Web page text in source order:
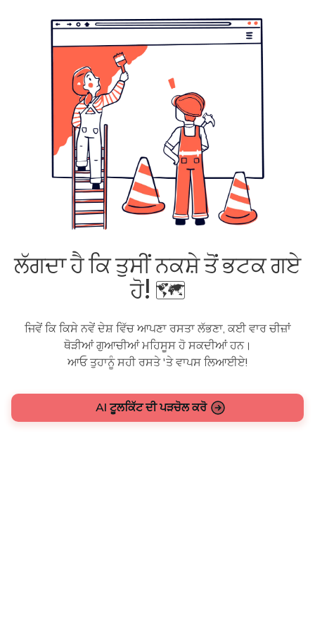
ਲੱਗਦਾ ਹੈ ਕਿ ਤੁਸੀਂ ਨਕਸ਼ੇ ਤੋਂ ਭਟਕ ਗਏ
ਹੋ! 🗺️
ਜਿਵੇਂ ਕਿ ਕਿਸੇ ਨਵੇਂ ਦੇਸ਼ ਵਿੱਚ ਆਪਣਾ ਰਸਤਾ ਲੱਭਣਾ, ਕਈ ਵਾਰ ਚੀਜ਼ਾਂ
ਥੋੜੀਆਂ ਗੁਆਚੀਆਂ ਮਹਿਸੂਸ ਹੋ ਸਕਦੀਆਂ ਹਨ।
ਆਓ ਤੁਹਾਨੂੰ ਸਹੀ ਰਸਤੇ 'ਤੇ ਵਾਪਸ ਲਿਆਈਏ!
AI ਟੂਲਕਿੱਟ ਦੀ ਪੜਚੋਲ ਕਰੋ